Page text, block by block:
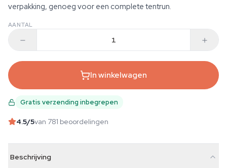
verpakking, genoeg voor een complete tentrun.
AANTAL
In winkelwagen
Gratis verzending inbegrepen
4.5/5van 781 beoordelingen
Beschrijving